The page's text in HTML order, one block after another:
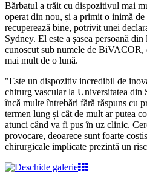
Bărbatul a trăit cu dispozitivul mai
operat din nou, și a primit o inimă de
recuperează bine, potrivit unei
Sydney. El este a șasea persoană
cunoscut sub numele de BiVACOR,
mai mult de o lună.
"Este un dispozitiv incredibil de
chirurg vascular la Universitatea din
încă multe întrebări fără răspuns cu
termen lung și cât de mult ar putea
atunci când va fi pus în uz clinic.
provocare, deoarece sunt foarte
chirurgicale implicate prezintă un